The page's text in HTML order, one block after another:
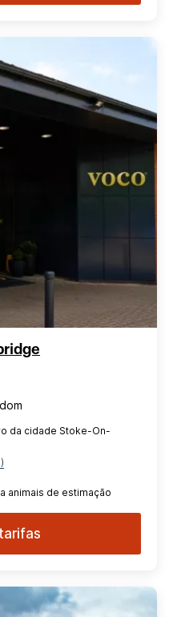
da cidade Stoke-On-
animais de estimação